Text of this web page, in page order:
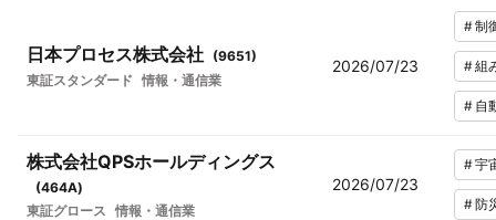
日本プロセス株式会社 (9651)
東証スタンダード 情報・通信業
2026/07/23
#制
#組
# 自
株式会社QPSホールディングス
(464A)
東証グロース 情報・通信業
2026/07/23
#宇
#防